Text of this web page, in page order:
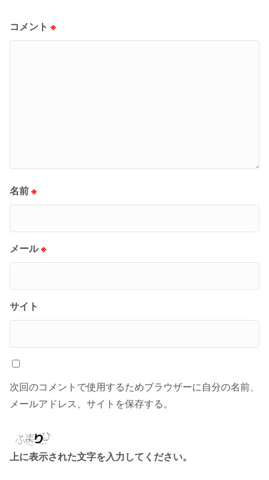
コメント ※
名前 ※
メール※
サイト
次回のコメントで使用するためブラウザーに自分の名前、
メールアドレス、サイトを保存する。
上に表示された文字を入力してください。